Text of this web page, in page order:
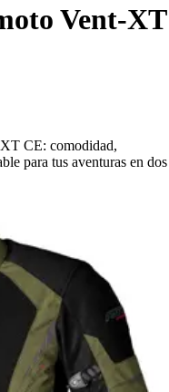
Vent-XT
CE: comodidad,
para tus aventuras en dos